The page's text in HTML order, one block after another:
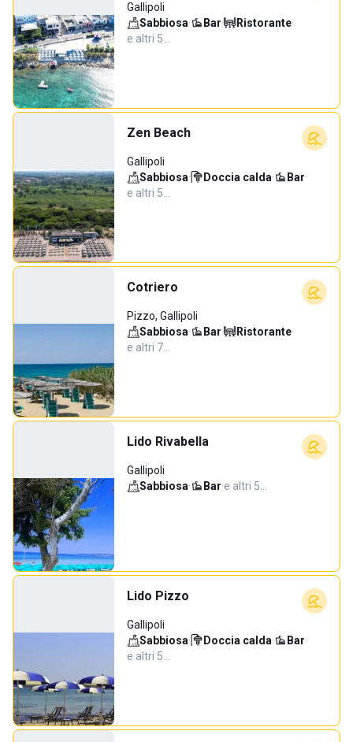
Gallipoli
Sabbiosa· Bar· Ristorante·
e altri 5…
Zen Beach
Gallipoli
Sabbiosa· Doccia calda· Bar·
e altri 5…
Cotriero
Pizzo, Gallipoli
Sabbiosa· Bar· Ristorante·
e altri 7…
Lido Rivabella
Gallipoli
Sabbiosa· Bar·e altri 5…
Lido Pizzo
Gallipoli
Sabbiosa· Doccia calda· Bar·
e altri 5…